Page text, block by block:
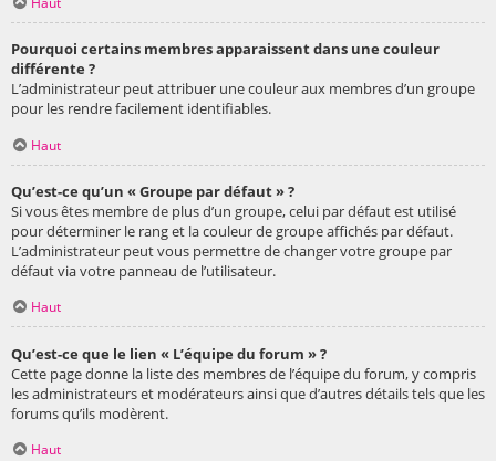
Pourquoi certains membres apparaissent dans une couleur
différente ?
L’administrateur peut attribuer une couleur aux membres d’un groupe
pour les rendre facilement identifiables.
Haut
Qu’est-ce qu’un « Groupe par défaut » ?
Si vous êtes membre de plus d’un groupe, celui par défaut est utilisé
pour déterminer le rang et la couleur de groupe affichés par défaut.
L’administrateur peut vous permettre de changer votre groupe par
défaut via votre panneau de l’utilisateur.
Haut
Qu’est-ce que le lien « L’équipe du forum » ?
Cette page donne la liste des membres de l’équipe du forum, y compris
les administrateurs et modérateurs ainsi que d’autres détails tels que les
forums qu’ils modèrent.
Haut